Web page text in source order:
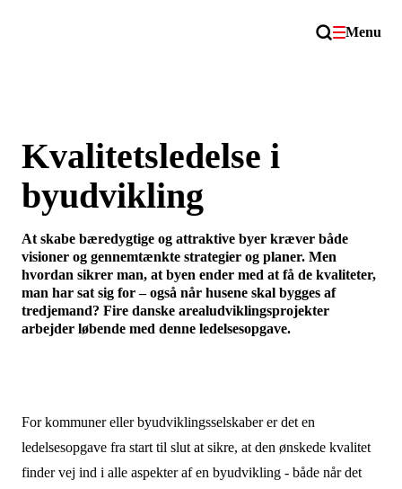
Menu
Kvalitetsledelse i
byudvikling
At skabe bæredygtige og attraktive byer kræver både
visioner og gennemtænkte strategier og planer. Men
hvordan sikrer man, at byen ender med at få de kvaliteter,
man har sat sig for – også når husene skal bygges af
tredjemand? Fire danske arealudviklingsprojekter
arbejder løbende med denne ledelsesopgave.
For kommuner eller byudviklingsselskaber er det en
ledelsesopgave fra start til slut at sikre, at den ønskede kvalitet
finder vej ind i alle aspekter af en byudvikling - både når det